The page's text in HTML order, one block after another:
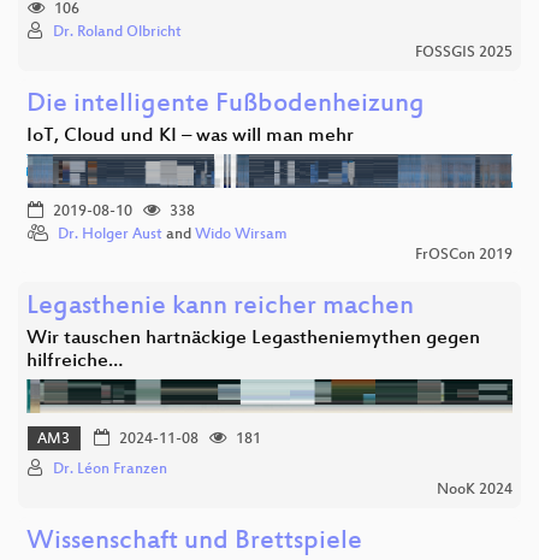
106
Dr. Roland Olbricht
FOSSGIS 2025
Die intelligente Fußbodenheizung
IoT, Cloud und KI – was will man mehr
2019-08-10
338
Dr. Holger Aust and Wido Wirsam
FrOSCon 2019
Legasthenie kann reicher machen
Wir tauschen hartnäckige Legastheniemythen gegen
hilfreiche…
AM3 2024-11-08
181
Dr. Léon Franzen
NooK 2024
Wissenschaft und Brettspiele